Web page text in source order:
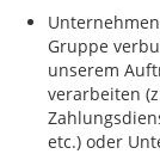
Gruppe
unserem
verarbeiten
etc.) oder